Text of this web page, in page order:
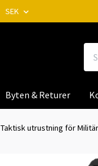
SEK
Byten & Returer
Taktisk utrustning för